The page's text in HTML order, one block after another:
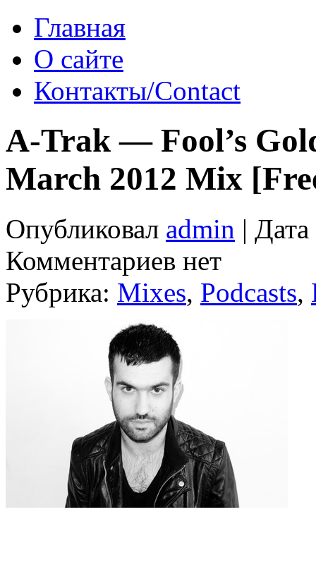
Главная
О сайте
Контакты/Contact
A-Trak — Fool’s
March 2012 Mix
Опубликовал admin |
Комментариев нет
Рубрика: Mixes, Podcasts,